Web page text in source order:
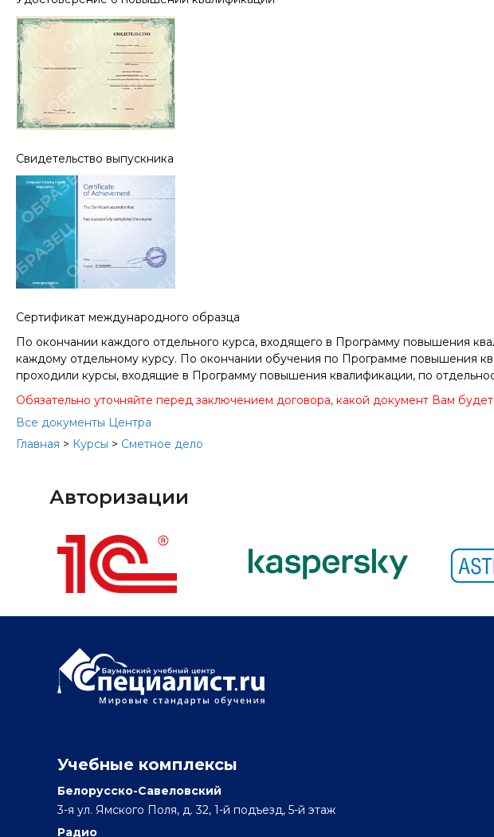
Свидетельство выпускника
Cертификат международного образца
По окончании каждого отдельного курса, входящего в Программу повышения
каждому отдельному курсу. По окончании обучения по Программе повышения
проходили курсы, входящие в Программу повышения квалификации, по
Обязательно уточняйте перед заключением договора, какой документ Вам
Все документы Центра
Главная > Курсы > Сметное дело
Авторизации
Учебные комплексы
Белорусско-Савеловский
3-я ул. Ямского Поля, д. 32, 1-й подъезд, 5-й этаж
Радио